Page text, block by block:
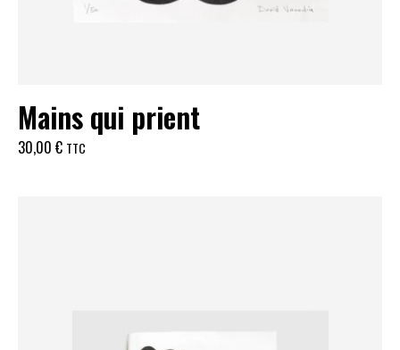
Mains qui prient
30,00 € TTC